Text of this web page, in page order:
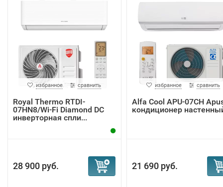
избранное сравнить
Royal Thermo RTDI-
07HN8/Wi-Fi Diamond DC
инверторная спли...
28 900 руб.
избранное сравнить
Alfa Cool APU-07CH
кондиционер
21 690 руб.